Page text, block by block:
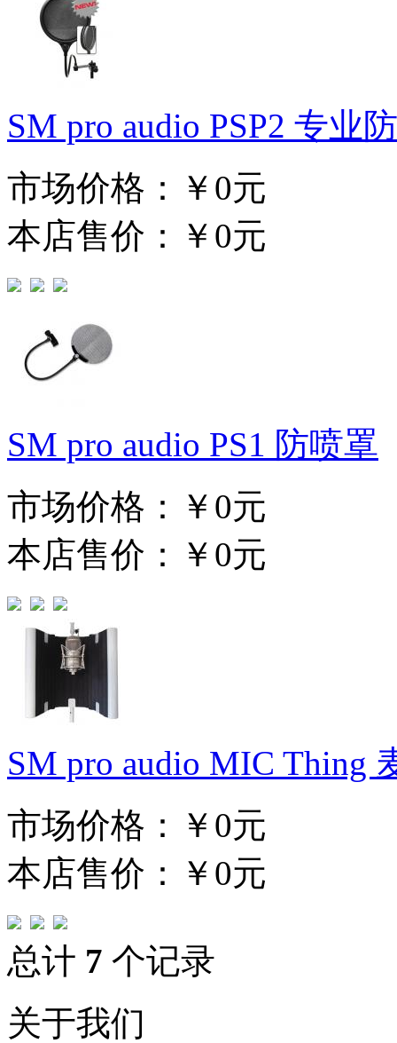
SM pro audio PSP2 专业
市场价格：
￥0元
本店售价：
￥0元
SM pro audio PS1 防喷罩
市场价格：
￥0元
本店售价：
￥0元
SM pro audio MIC Thing
市场价格：
￥0元
本店售价：
￥0元
总计 7 个记录
关于我们